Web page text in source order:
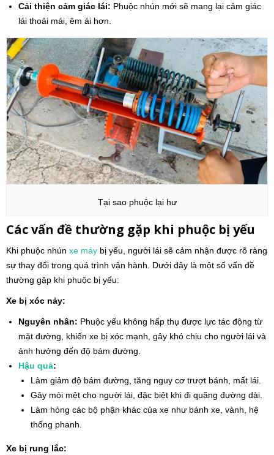
Cải thiện cảm giác lái: Phuộc nhún mới sẽ mang lại cảm giác
lái thoải mái, êm ái hơn.
Tại sao phuộc lại hư
Các vấn đề thường gặp khi phuộc bị yếu
Khi phuộc nhún xe máy bị yếu, người lái sẽ cảm nhận được rõ ràng
sự thay đổi trong quá trình vận hành. Dưới đây là một số vấn đề
thường gặp khi phuộc bị yếu:
Xe bị xóc nảy:
Nguyên nhân: Phuộc yếu không hấp thụ được lực tác động từ
mặt đường, khiến xe bị xóc mạnh, gây khó chịu cho người lái và
ảnh hưởng đến độ bám đường.
Hậu quả:
Làm giảm độ bám đường, tăng nguy cơ trượt bánh, mất lái.
Gây mỏi mệt cho người lái, đặc biệt khi đi quãng đường dài.
Làm hỏng các bộ phận khác của xe như bánh xe, vành, hệ
thống phanh.
Xe bị rung lắc: